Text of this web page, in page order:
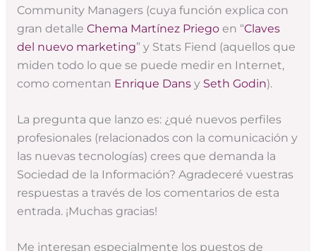
Community Managers (cuya función explica con
gran detalle Chema Martínez Priegoen “Claves
del nuevo marketing” y Stats Fiend (aquellos que
miden todo lo que se puede medir en Internet,
como comentan Enrique Dansy Seth Godin).
La pregunta que lanzo es: ¿qué nuevos perfiles
profesionales (relacionados con la comunicación y
las nuevas tecnologías) crees que demanda la
Sociedad de la Información? Agradeceré vuestras
respuestas a través de los comentarios de esta
entrada. ¡Muchas gracias!
Me interesan especialmente los puestos de